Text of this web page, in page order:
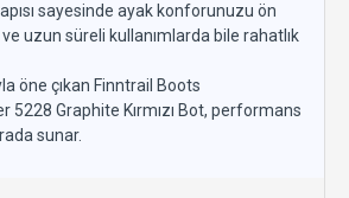
sayesinde ayak konforunuzu ön
uzun süreli kullanımlarda bile rahatlık
öne çıkan Finntrail Boots
5228 Graphite Kırmızı Bot, performans
sunar.